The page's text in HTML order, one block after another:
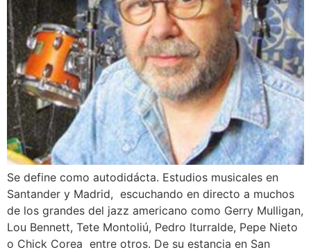
Se define como autodidácta. Estudios musicales en
Santander y Madrid, escuchando en directo a muchos
de los grandes del jazz americano como Gerry Mulligan,
Lou Bennett, Tete Montoliú, Pedro Iturralde, Pepe Nieto
o Chick Corea entre otros. De su estancia en San